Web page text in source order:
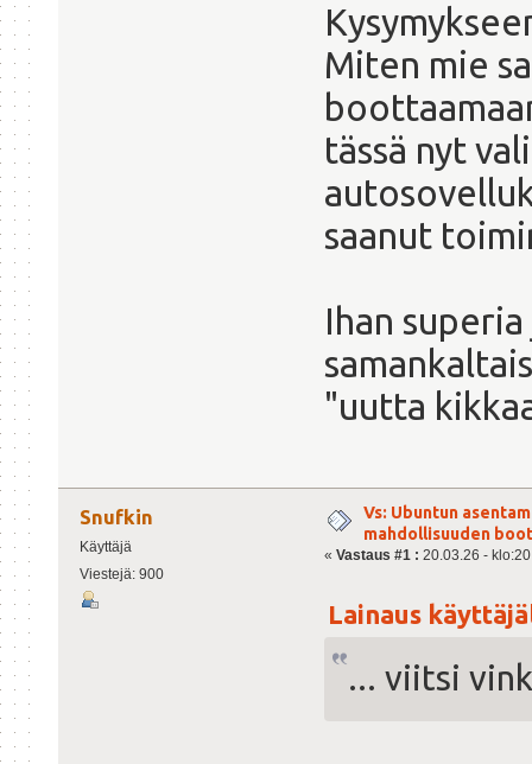
Miten mie
tässä nyt
saanut
Ihan
"uutta
Snufkin
Käyttäjä
Viestejä: 900
Vs: Ubuntun
mahdollisuuden
« Vastaus #1 : 20.03.26 -
Lainaus
... viitsi